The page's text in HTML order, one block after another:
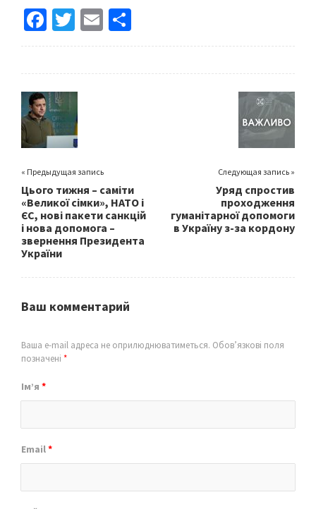
Fa
ce
o
o
k
T
wi
er
E
m h
« Предыдущая запись
Цього тижня – саміти
«Великої сімки», НАТО і
ЄС, нові пакети санкцій
і нова допомога –
звернення Президента
України
Следующая запись »
Уряд спростив
проходження
гуманітарної допомоги
в Україну з-за кордону
Ваш комментарий
Ваша e-mail адреса не оприлюднюватиметься. Обов’язкові поля
позначені *
Ім’я *
Email*